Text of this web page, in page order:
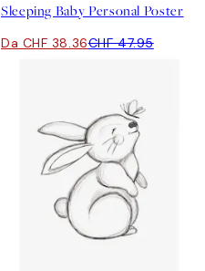
Sleeping Baby Personal Poster
Da CHF 38.36CHF 47.95